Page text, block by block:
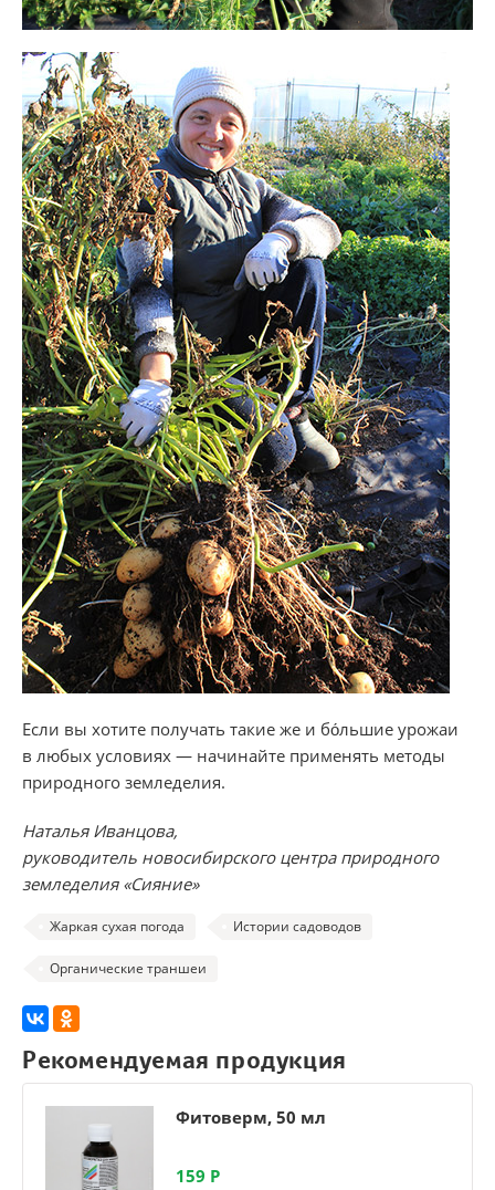
​Если вы хотите получать такие же и бо́льшие урожаи
в любых условиях — начинайте применять методы
природного земледелия.
Наталья Иванцова,
руководитель новосибирского центра природного
земледелия «Сияние»
Жаркая сухая погода Истории садоводов
Органические траншеи
Рекомендуемая продукция
Фитоверм, 50 мл
159 Р